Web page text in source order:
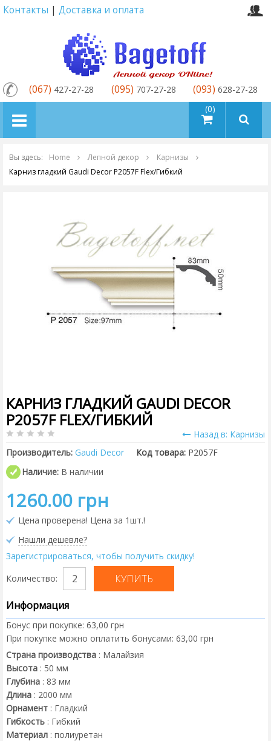
Контакты | Доставка и оплата
товаров (0)
(067) 427-27-28 (095) 707-27-28 (093) 628-27-28
Вы здесь: Home Лепной декор
Карнизы
Карниз гладкий Gaudi Decor P2057F Flex/Гибкий
КАРНИЗ ГЛАДКИЙ GAUDI DECOR
P2057F FLEX/ГИБКИЙ
Назад в: Карнизы
Производитель: Gaudi Decor Код товара: P2057F
Наличие: В наличии
1260.00 грн
Цена проверена! Цена за 1шт.!
Нашли дешевле?
Зарегистрироваться, чтобы получить скидку!
Количество:
Информация
Бонус при покупке: 63,00 грн
При покупке можно оплатить бонусами: 63,00 грн
Страна производства : Малайзия
Высота : 50 мм
Глубина : 83 мм
Длина : 2000 мм
Орнамент : Гладкий
Гибкость : Гибкий
Материал : полиуретан